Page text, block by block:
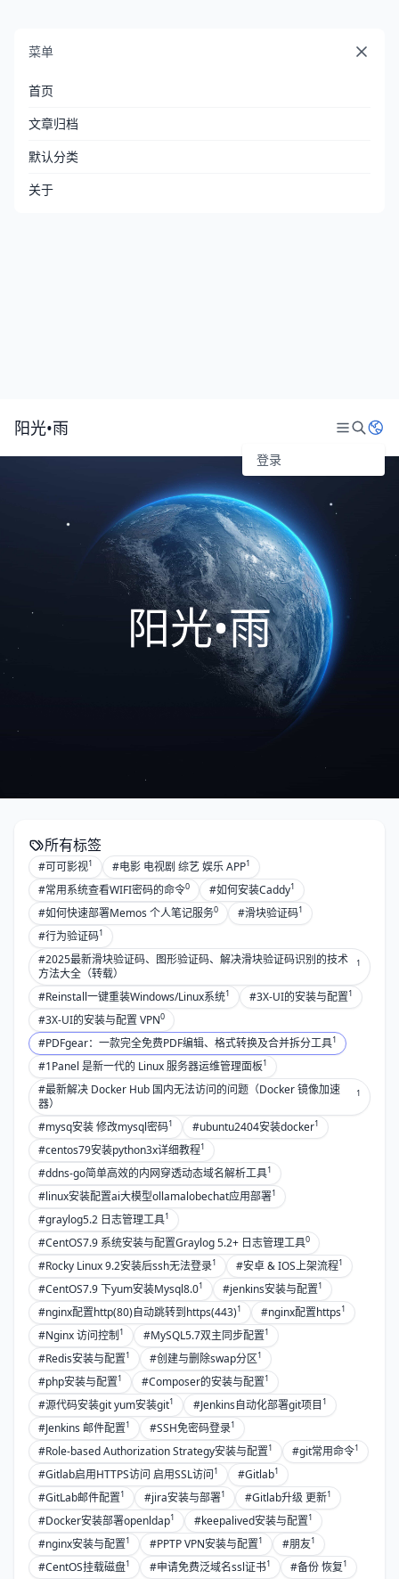
阳光•雨
登录
菜单
首页
文章归档
默认分类
关于
阳光•雨
所有标签
#可可影视1 #电影 电视剧 综艺 娱乐 APP1
#常用系统查看WIFI密码的命令0 #如何安装Caddy1
#如何快速部署Memos 个人笔记服务0 #滑块验证码1
#行为验证码1
#2025最新滑块验证码、图形验证码、解决滑块验证码识别的技术
方法大全（转载）
1
#Reinstall一键重装Windows/Linux系统1 #3X-UI的安装与配置1
#3X-UI的安装与配置 VPN0
#PDFgear：一款完全免费PDF编辑、格式转换及合并拆分工具1
#1Panel 是新一代的 Linux 服务器运维管理面板1
#最新解决 Docker Hub 国内无法访问的问题（Docker 镜像加速
器）
1
#mysq安装 修改mysql密码1 #ubuntu2404安装docker1
#centos79安装python3x详细教程1
#ddns-go简单高效的内网穿透动态域名解析工具1
#linux安装配置ai大模型ollamalobechat应用部署1
#graylog5.2 日志管理工具1
#CentOS7.9 系统安装与配置Graylog 5.2+ 日志管理工具0
#Rocky Linux 9.2安装后ssh无法登录1 #安卓 & IOS上架流程1
#CentOS7.9 下yum安装Mysql8.01 #jenkins安装与配置1
#nginx配置http(80)自动跳转到https(443)1 #nginx配置https1
#Nginx 访问控制1 #MySQL5.7双主同步配置1
#Redis安装与配置1 #创建与删除swap分区1
#php安装与配置1 #Composer的安装与配置1
#源代码安装git yum安装git1 #Jenkins自动化部署git项目 1
#Jenkins 邮件配置1 #SSH免密码登录1
#Role-based Authorization Strategy安装与配置1 #git常用命令1
#Gitlab启用HTTPS访问 启用SSL访问1 #Gitlab1
#GitLab邮件配置1 #jira安装与部署1 #Gitlab升级 更新1
#Docker安装部署openldap1 #keepalived安装与配置1
#nginx安装与配置1 #PPTP VPN安装与配置1 #朋友1
#CentOS挂载磁盘1 #申请免费泛域名ssl证书1 #备份 恢复1